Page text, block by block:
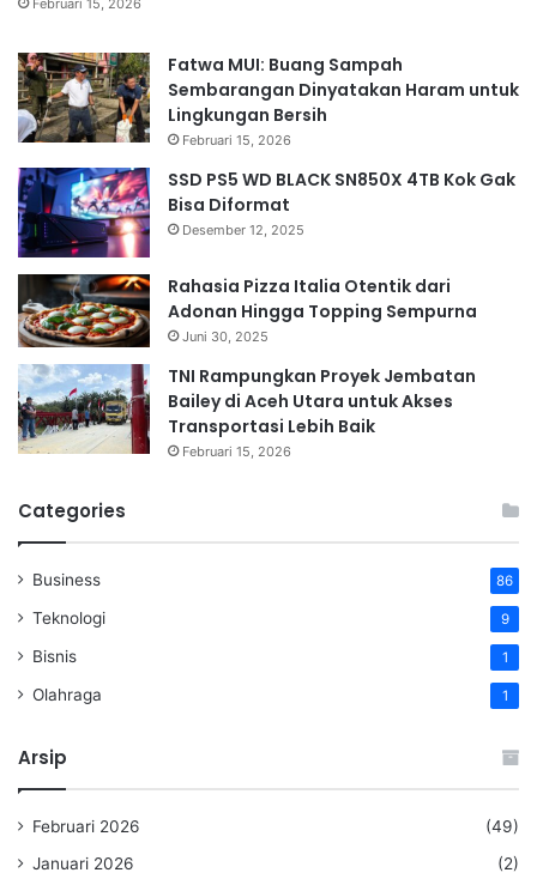
Fatwa MUI: Buang Sampah
Sembarangan Dinyatakan Haram untuk
Lingkungan Bersih
Februari 15, 2026
SSD PS5 WD BLACK SN850X 4TB Kok Gak
Bisa Diformat
Desember 12, 2025
Rahasia Pizza Italia Otentik dari
Adonan Hingga Topping Sempurna
Juni 30, 2025
TNI Rampungkan Proyek Jembatan
Bailey di Aceh Utara untuk Akses
Transportasi Lebih Baik
Februari 15, 2026
Categories
Business 86
Teknologi 9
Bisnis 1
Olahraga 1
Arsip
Februari 2026
(49)
Januari 2026
(2)